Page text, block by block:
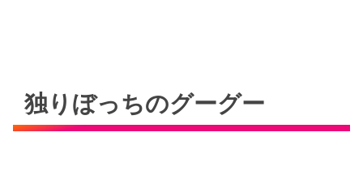
独りぼっちのグーグー